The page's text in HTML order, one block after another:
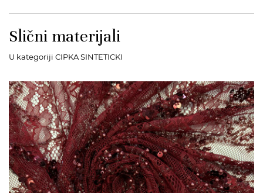
Slični materijali
U kategoriji CIPKA SINTETICKI